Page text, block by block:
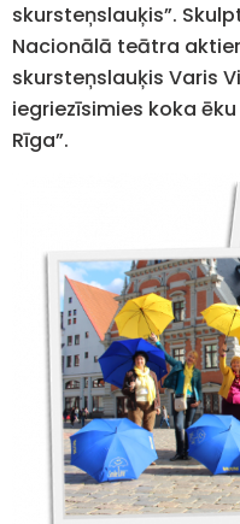
skursteņslauķis”.
Nacionālā teātra
skursteņslauķis Varis
iegriezīsimies koka
Rīga”.